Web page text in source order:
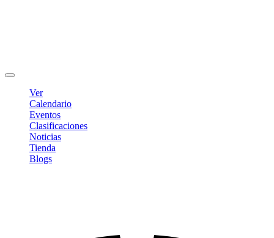
Ver
Calendario
Eventos
Clasificaciones
Noticias
Tienda
Blogs